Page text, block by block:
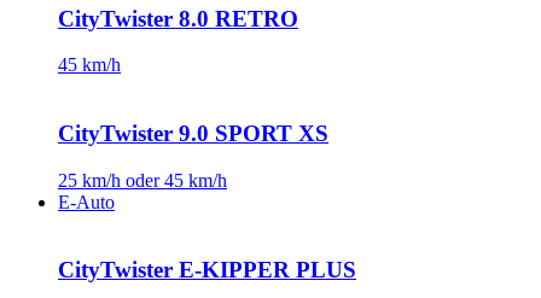
CityTwister 8.0 RETRO
45 km/h
CityTwister 9.0 SPORT XS
25 km/h oder 45 km/h
E-Auto
CityTwister E-KIPPER PLUS